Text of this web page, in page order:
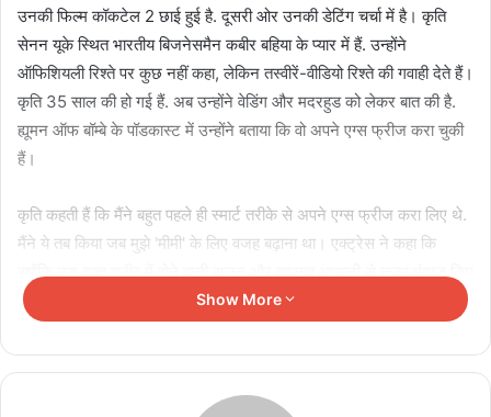
उनकी फिल्म कॉकटेल 2 छाई हुई है. दूसरी ओर उनकी डेटिंग चर्चा में है। कृति
सेनन यूके स्थित भारतीय बिजनेसमैन कबीर बहिया के प्यार में हैं. उन्होंने
ऑफिशियली रिश्ते पर कुछ नहीं कहा, लेकिन तस्वीरें-वीडियो रिश्ते की गवाही देते हैं।
कृति 35 साल की हो गई हैं. अब उन्होंने वेडिंग और मदरहुड को लेकर बात की है.
ह्यूमन ऑफ बॉम्बे के पॉडकास्ट में उन्होंने बताया कि वो अपने एग्स फ्रीज करा चुकी
हैं।
कृति कहती हैं कि मैंने बहुत पहले ही स्मार्ट तरीके से अपने एग्स फ्रीज करा लिए थे.
मैंने ये तब किया जब मुझे 'मीमी' के लिए वजह बढ़ाना था। एक्ट्रेस ने कहा कि
क्योंकि उस वक्त शरीर में होने वाली सूजन और बदलाव आसानी से नजरअंदाज किए
जा सकते थे. मैंने उस वक्त एक करीबी से बात की.उन्होंने मुझसे कहा कि अगर तुम
Show More